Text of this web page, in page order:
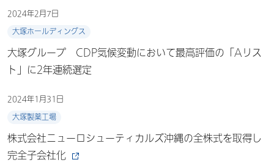
2024年2月7日
大塚ホールディングス
大塚グループ CDP気候変動において最高評価の「Aリス
ト」に2年連続選定
2024年1月31日
大塚製薬工場
株式会社ニューロシューティカルズ沖縄の全株式を取得し
完全子会社化